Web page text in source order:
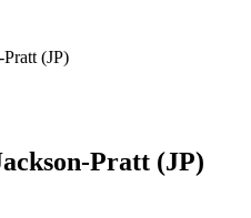
(JP)
Pratt (JP)